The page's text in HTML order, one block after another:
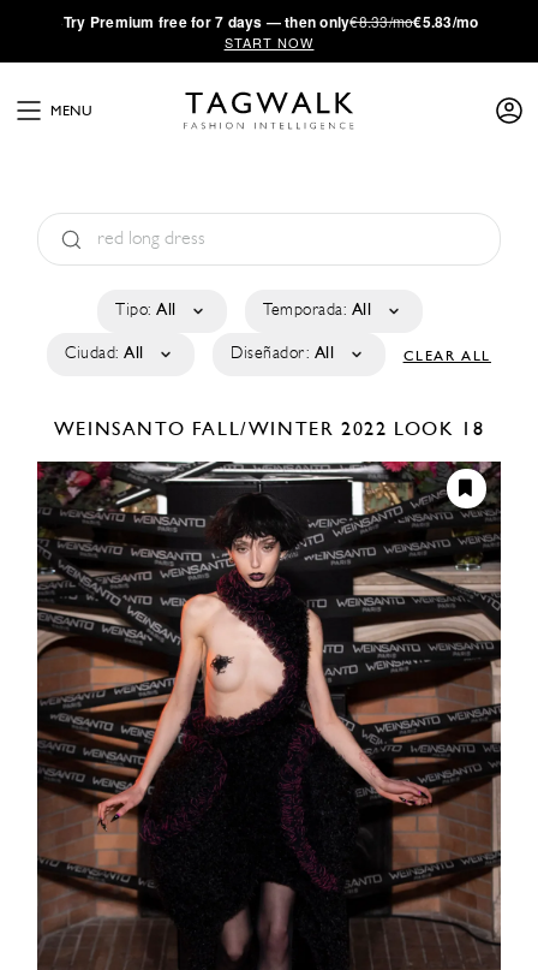
·Try Premium free for 7 days — then only€8.33/mo€5.83/mo
START NOW
MENU
Tipo: All Temporada: All
Ciudad: All Diseñador: All CLEAR ALL
WEINSANTO FALL/WINTER 2022 LOOK 18